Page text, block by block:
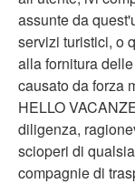
assunte da
servizi turistici, o
alla fornitura
causato da forza
HELLO
diligenza,
scioperi di
compagnie di